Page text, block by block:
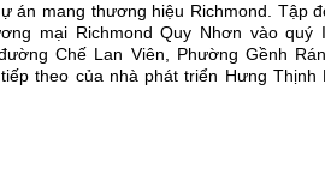
án mang thương hiệu Richmond. Tập
mại Richmond Quy Nhơn vào quý
Chế Lan Viên, Phường Gềnh
theo của nhà phát triển Hưng Thịnh